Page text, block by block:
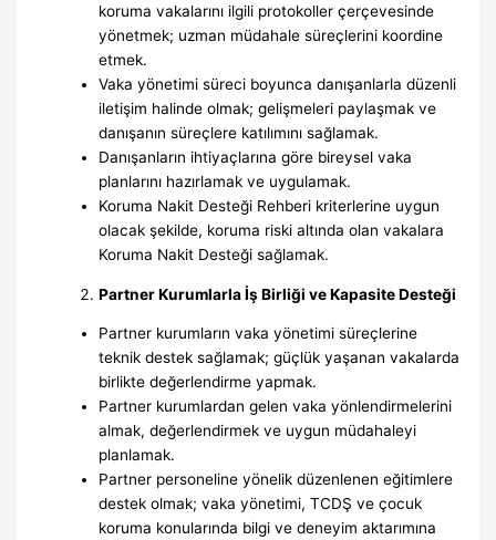
koruma vakalarını ilgili protokoller çerçevesinde
yönetmek; uzman müdahale süreçlerini koordine
etmek.
Vaka yönetimi süreci boyunca danışanlarla düzenli
iletişim halinde olmak; gelişmeleri paylaşmak ve
danışanın süreçlere katılımını sağlamak.
Danışanların ihtiyaçlarına göre bireysel vaka
planlarını hazırlamak ve uygulamak.
Koruma Nakit Desteği Rehberi kriterlerine uygun
olacak şekilde, koruma riski altında olan vakalara
Koruma Nakit Desteği sağlamak.
Partner Kurumlarla İş Birliği ve Kapasite Desteği
Partner kurumların vaka yönetimi süreçlerine
teknik destek sağlamak; güçlük yaşanan vakalarda
birlikte değerlendirme yapmak.
Partner kurumlardan gelen vaka yönlendirmelerini
almak, değerlendirmek ve uygun müdahaleyi
planlamak.
Partner personeline yönelik düzenlenen eğitimlere
destek olmak; vaka yönetimi, TCDŞ ve çocuk
koruma konularında bilgi ve deneyim aktarımına